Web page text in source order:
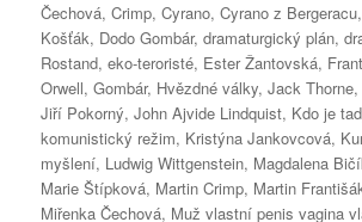
Čechová,Crimp,Cyrano,Cyrano z Bergeracu
Košťák, Dodo Gombár,dramaturgický plán,
Rostand,eko-teroristé, Ester Žantovská,
Orwell,Gombár, Hvězdné války,Jack Thorne
Jiří Pokorný,John Ajvide Lindquist, Kdo je
komunistický režim, Kristýna Jankovcová,
myšlení, Ludwig Wittgenstein, Magdalena
Marie Štípková, Martin Crimp, Martin
Miřenka Čechová, Muž vlastní penis vagina